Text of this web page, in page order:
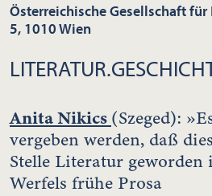
Österreichische Gesellschaft für
5, 1010 Wien
Anita Nikics (Szeged):
vergeben werden, daß
Stelle Literatur
Werfels frühe Prosa